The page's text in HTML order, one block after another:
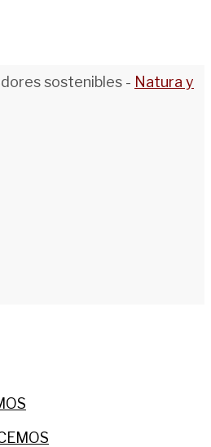
sostenibles - Natura y